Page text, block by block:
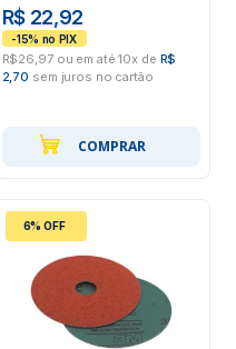
R$ 22,92
R$26,97 ou em até 10x de R$
2,70 sem juros no cartão
COMPRAR
6% OFF